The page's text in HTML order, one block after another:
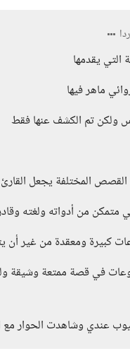
يقدمها
ماهر فيها
ولكن تم الكشف عنها فقط
القصص المختلفة يجعل
متمكن من أدواته ولغته
كبيرة ومعقدة من غير أن
في قصة ممتعة وشيقة
عندي وشاهدت الحوار مع